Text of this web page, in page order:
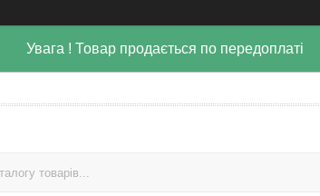
Увага ! Товар продається по передоплаті